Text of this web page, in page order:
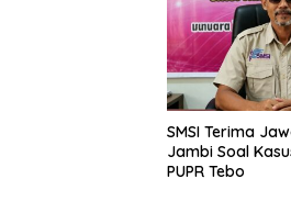
SMSI Terima
Jambi Soal
PUPR Tebo